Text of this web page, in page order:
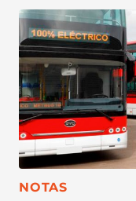
CATEGORÍA:
NOTAS